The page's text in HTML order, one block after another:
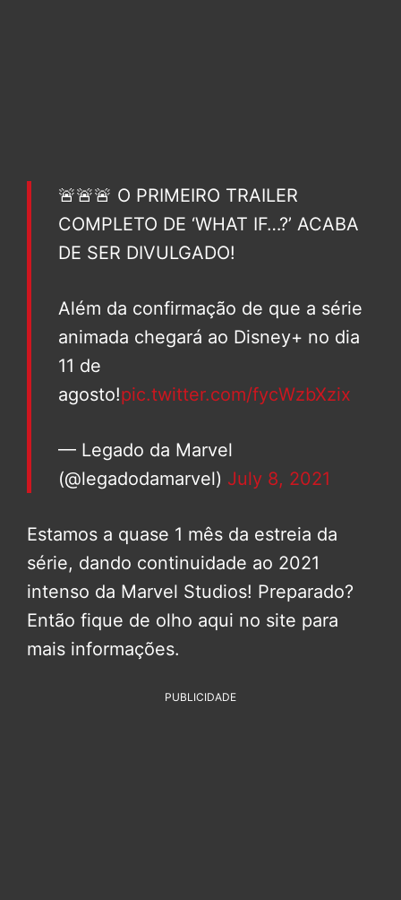
🚨🚨🚨 O PRIMEIRO TRAILER
COMPLETO DE ‘WHAT IF…?’ ACABA
DE SER DIVULGADO!
Além da confirmação de que a série
animada chegará ao Disney+ no dia
11 de
agosto!pic.twitter.com/fycWzbXzix
— Legado da Marvel
(@legadodamarvel) July 8, 2021
Estamos a quase 1 mês da estreia da
série, dando continuidade ao 2021
intenso da Marvel Studios! Preparado?
Então fique de olho aqui no site para
mais informações.
PUBLICIDADE